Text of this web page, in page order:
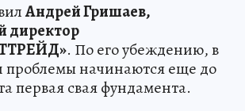
Андрей Гришаев,
директор
. По его убеждению, в
проблемы начинаются еще до
первая свая фундамента.